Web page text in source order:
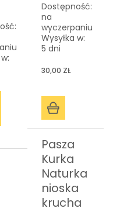
Dostępność:
na
wyczerpaniu
Wysyłka w:
5 dni
30,00 ZŁ
Pasza
Kurka
Naturka
nioska
krucha